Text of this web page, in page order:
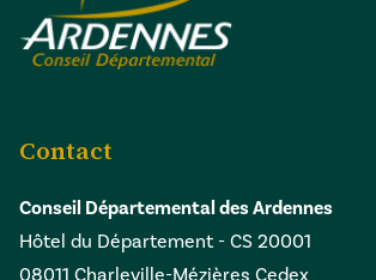
Contact
Conseil Départemental des Ardennes
Hôtel du Département - CS 20001